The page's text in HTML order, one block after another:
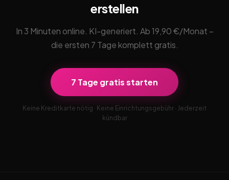
erstellen
In 3 Minuten online. KI-generiert. Ab 19,90 €/Monat –
die ersten 7 Tage komplett gratis.
7 Tage gratis starten
Keine Kreditkarte nötig · Keine Einrichtungsgebühr · Jederzeit
kündbar